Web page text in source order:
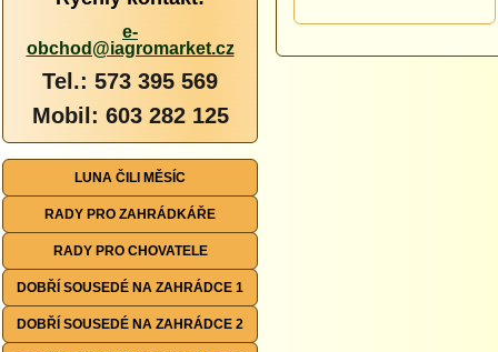
e-
obchod@iagromarket.cz
Tel.: 573 395 569
Mobil: 603 282 125
LUNA ČILI MĚSÍC
RADY PRO ZAHRÁDKÁŘE
RADY PRO CHOVATELE
DOBŘÍ SOUSEDÉ NA ZAHRÁDCE 1
DOBŘÍ SOUSEDÉ NA ZAHRÁDCE 2